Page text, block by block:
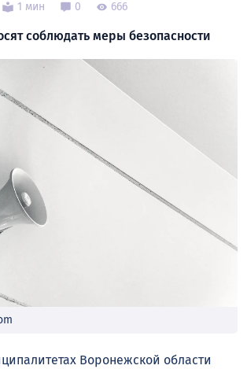
1 мин 0 666
соблюдать меры безопасности
Воронежской области